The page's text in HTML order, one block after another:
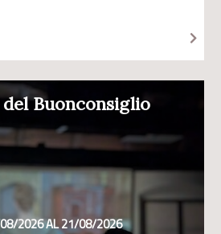
Buonconsiglio
2026 AL 21/08/2026